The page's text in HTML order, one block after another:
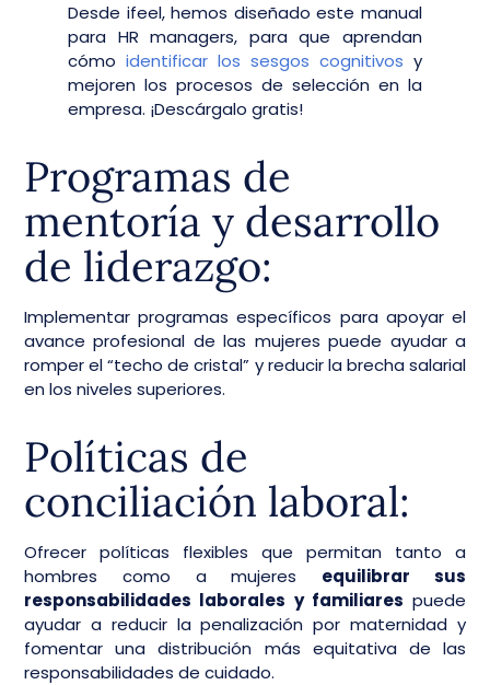
Desde ifeel, hemos diseñado este manual
para HR managers, para que aprendan
cómo identificar los sesgos cognitivos y
mejoren los procesos de selección en la
empresa. ¡Descárgalo gratis!
Programas de
mentoría y desarrollo
de liderazgo:
Implementar programas específicos para apoyar el
avance profesional de las mujeres puede ayudar a
romper el “techo de cristal” y reducir la brecha salarial
en los niveles superiores.
Políticas de
conciliación laboral:
Ofrecer políticas flexibles que permitan tanto a
hombres como a mujeres equilibrar sus
responsabilidades laborales y familiares puede
ayudar a reducir la penalización por maternidad y
fomentar una distribución más equitativa de las
responsabilidades de cuidado.